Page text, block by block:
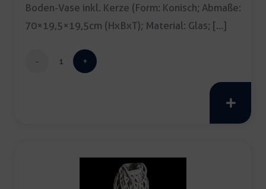
Boden-Vase inkl. Kerze (Form: Konisch; Abmaße:
70×19,5×19,5cm (HxBxT); Material: Glas; […]
Boden-